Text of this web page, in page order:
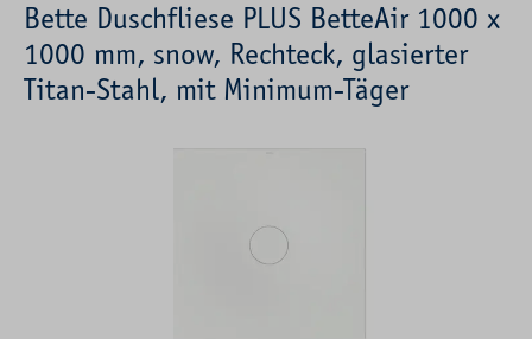
Bette Duschfliese PLUS BetteAir 1000 x
1000 mm, snow, Rechteck, glasierter
Titan-Stahl, mit Minimum-Täger